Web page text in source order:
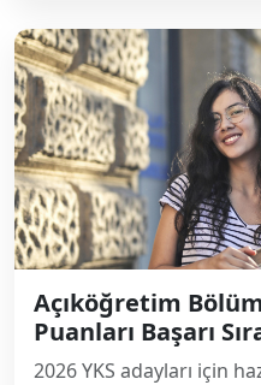
Açıköğretim
Puanları Başarı
2026 YKS adayları için